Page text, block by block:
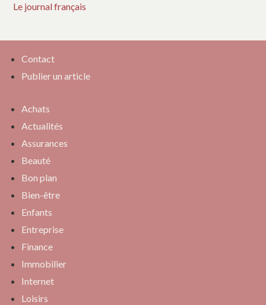
Le journal français
Contact
Publier un article
Achats
Actualités
Assurances
Beauté
Bon plan
Bien-être
Enfants
Entreprise
Finance
Immobilier
Internet
Loisirs